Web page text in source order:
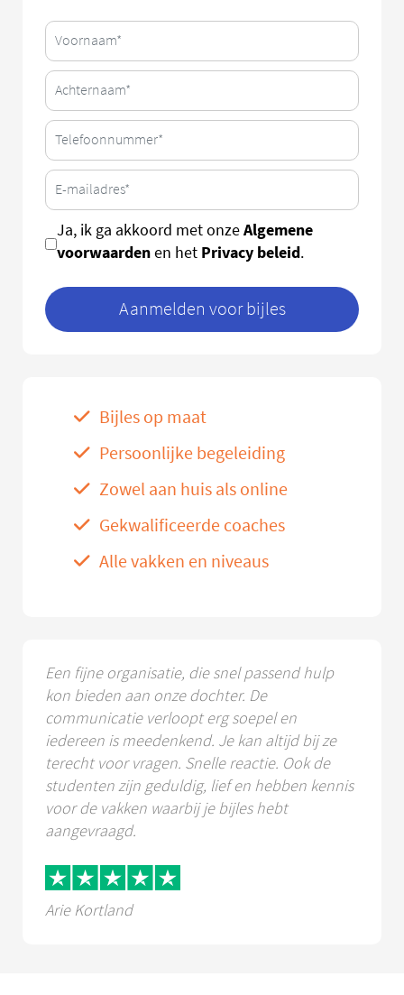
Ja, ik ga akkoord met onzeAlgemene
voorwaardenen het Privacy beleid.
Aanmelden voor bijles
Bijles op maat
Persoonlijke begeleiding
Zowel aan huis als online
Gekwalificeerde coaches
Alle vakken en niveaus
Een fijne organisatie, die snel passend hulp
kon bieden aan onze dochter. De
communicatie verloopt erg soepel en
iedereen is meedenkend. Je kan altijd bij ze
terecht voor vragen. Snelle reactie. Ook de
studenten zijn geduldig, lief en hebben kennis
voor de vakken waarbij je bijles hebt
aangevraagd.
Arie Kortland